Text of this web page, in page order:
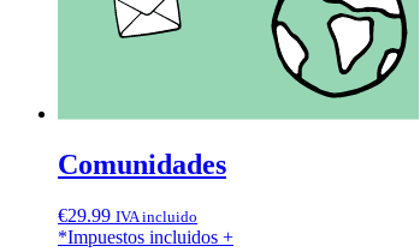
Comunidades
€29.99 IVA incluido
*Impuestos incluidos +